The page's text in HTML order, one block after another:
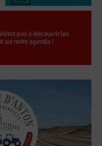
pas à découvrir les
sur notre agenda !